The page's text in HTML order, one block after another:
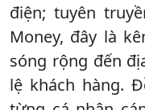
điện; tuyên
Money, đây là
sóng rộng đến
lệ khách hàng.